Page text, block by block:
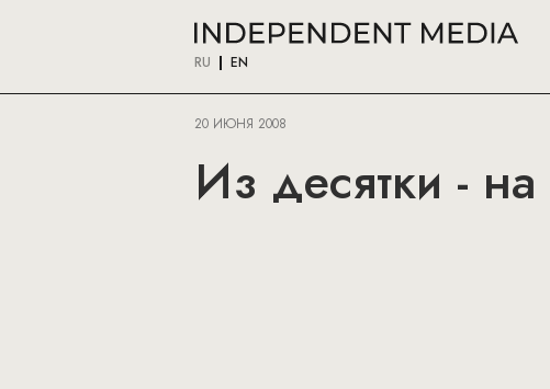
RU EN
20 ИЮНЯ 2008
Из десятки -